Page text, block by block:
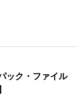
ック・ファイル